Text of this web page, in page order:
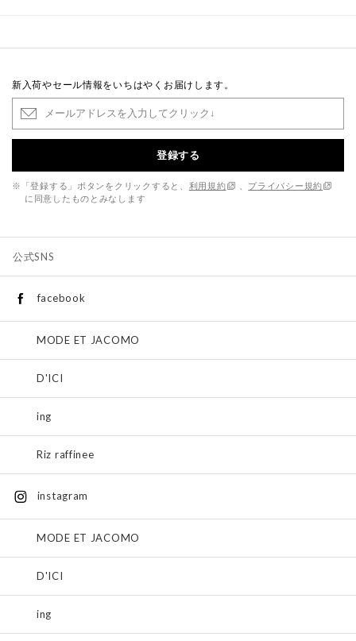
新入荷やセール情報をいちはやくお届けします。
登録する
※「登録する」ボタンをクリックすると、 利用規約
プライバシー規約
に同意したものとみなします
公式SNS
facebook
MODE ET JACOMO
D'ICI
ing
Riz raffinee
instagram
MODE ET JACOMO
D'ICI
ing